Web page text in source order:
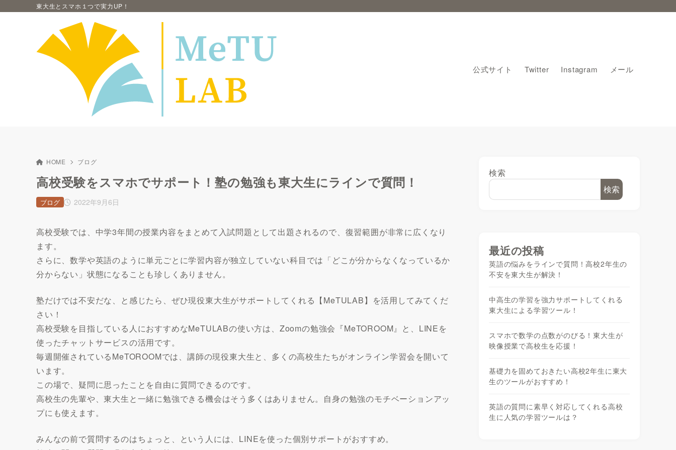
東大生とスマホ１つで実力UP！
公式サイト Twitter Instagram メール
HOME ブログ
高校受験をスマホでサポート！塾の勉強も東大生にラインで質問！
2022年9月6日
ブログ
高校受験では、中学3年間の授業内容をまとめて入試問題として出題されるので、復習範囲が非常に広くなり
ます。
さらに、数学や英語のように単元ごとに学習内容が独立していない科目では「どこが分からなくなっているか
分からない」状態になることも珍しくありません。
塾だけでは不安だな、と感じたら、ぜひ現役東大生がサポートしてくれる【MeTULAB】を活用してみてくだ
さい！
高校受験を目指している人におすすめなMeTULABの使い方は、Zoomの勉強会『MeTOROOM』と、LINEを
使ったチャットサービスの活用です。
毎週開催されているMeTOROOMでは、講師の現役東大生と、多くの高校生たちがオンライン学習会を開いて
います。
この場で、疑問に思ったことを自由に質問できるのです。
高校生の先輩や、東大生と一緒に勉強できる機会はそう多くはありません。自身の勉強のモチベーションアッ
プにも使えます。
みんなの前で質問するのはちょっと、という人には、LINEを使った個別サポートがおすすめ。
検索
検索
最近の投稿
英語の悩みをラインで質問！高校2年生の
不安を東大生が解決！
中高生の学習を強力サポートしてくれる
東大生による学習ツール！
スマホで数学の点数がのびる！東大生が
映像授業で高校生を応援！
基礎力を固めておきたい高校2年生に東大
生のツールがおすすめ！
英語の質問に素早く対応してくれる高校
生に人気の学習ツールは？